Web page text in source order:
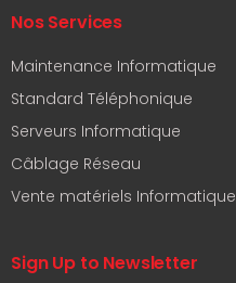
Nos Services
Maintenance Informatique
Standard Téléphonique
Serveurs Informatique
Câblage Réseau
Vente matériels Informatique
Sign Up to Newsletter